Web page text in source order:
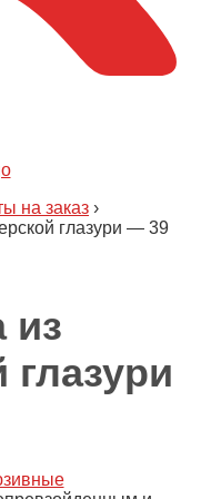
на заказ ›
глазури — 39
из
глазури